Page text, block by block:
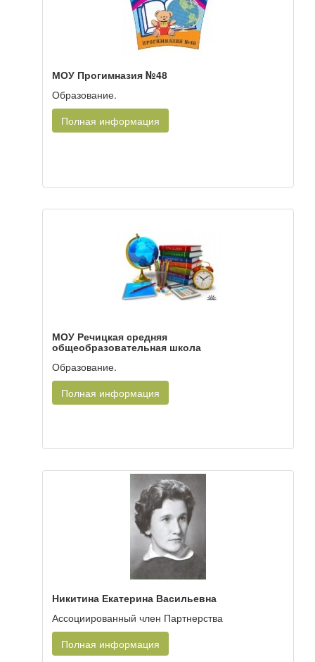
МОУ Прогимназия №48
Образование.
Полная информация
МОУ Речицкая средняя
общеобразовательная школа
Образование.
Полная информация
Никитина Екатерина Васильевна
Ассоциированный член Партнерства
Полная информация